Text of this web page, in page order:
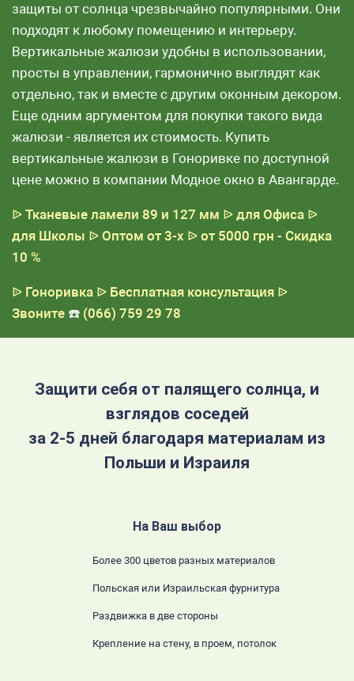
защиты от солнца чрезвычайно популярными. Они
подходят к любому помещению и интерьеру.
Вертикальные жалюзи удобны в использовании,
просты в управлении, гармонично выглядят как
отдельно, так и вместе с другим оконным декором.
Еще одним аргументом для покупки такого вида
жалюзи - является их стоимость. Купить
вертикальные жалюзи в Гоноривке по доступной
цене можно в компании Модное окно в Авангарде.
ᐉ Тканевые ламели 89 и 127 мм ᐉ для Офиса ᐉ
для Школы ᐉ Оптом от 3-х ᐉ от 5000 грн - Скидка
10 %
ᐉ Гоноривка ᐉ Бесплатная консультация ᐉ
Звоните ☎️ (066) 759 29 78
Защити себя от палящего солнца, и
взглядов соседей
за 2-5 дней благодаря материалам из
Польши и Израиля
На Ваш выбор
Более 300 цветов разных материалов
Польская или Израильская фурнитура
Раздвижка в две стороны
Крепление на стену, в проем, потолок